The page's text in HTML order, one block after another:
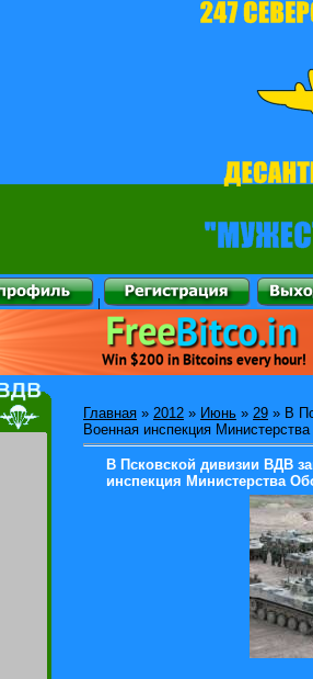
|
Главная » 2012 » Июнь » 29 » В
Военная инспекция
В Псковской дивизии ВДВ
инспекция Министерства